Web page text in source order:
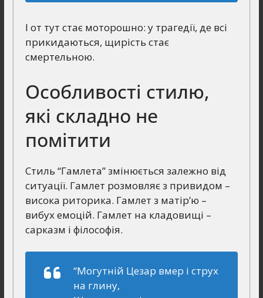
І от тут стає моторошно: у трагедії, де всі
прикидаються, щирість стає
смертельною.
Особливості стилю,
які складно не
помітити
Стиль “Гамлета” змінюється залежно від
ситуації. Гамлет розмовляє з привидом –
висока риторика. Гамлет з матір’ю –
вибух емоцій. Гамлет на кладовищі –
сарказм і філософія.
“Могутній Цезар вмер і струх
на глину,